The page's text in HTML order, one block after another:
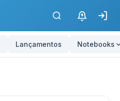
$
Lançamentos Notebooks